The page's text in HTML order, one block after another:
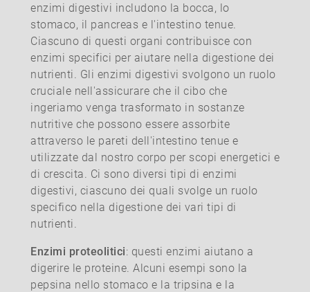
enzimi digestivi includono la bocca, lo
stomaco, il pancreas e l'intestino tenue.
Ciascuno di questi organi contribuisce con
enzimi specifici per aiutare nella digestione dei
nutrienti. Gli enzimi digestivi svolgono un ruolo
cruciale nell'assicurare che il cibo che
ingeriamo venga trasformato in sostanze
nutritive che possono essere assorbite
attraverso le pareti dell'intestino tenue e
utilizzate dal nostro corpo per scopi energetici e
di crescita. Ci sono diversi tipi di enzimi
digestivi, ciascuno dei quali svolge un ruolo
specifico nella digestione dei vari tipi di
nutrienti.
Enzimi proteolitici: questi enzimi aiutano a
digerire le proteine. Alcuni esempi sono la
pepsina nello stomaco e la tripsina e la